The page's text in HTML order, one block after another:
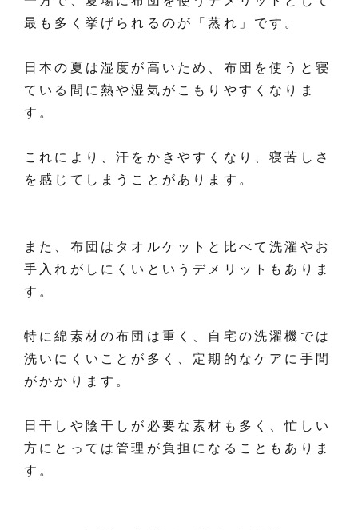
最も多く挙げられるのが「蒸れ」です。
日本の夏は湿度が高いため、布団を使うと寝
ている間に熱や湿気がこもりやすくなりま
す。
これにより、汗をかきやすくなり、寝苦しさ
を感じてしまうことがあります。
また、布団はタオルケットと比べて洗濯やお
手入れがしにくいというデメリットもありま
す。
特に綿素材の布団は重く、自宅の洗濯機では
洗いにくいことが多く、定期的なケアに手間
がかかります。
日干しや陰干しが必要な素材も多く、忙しい
方にとっては管理が負担になることもありま
す。